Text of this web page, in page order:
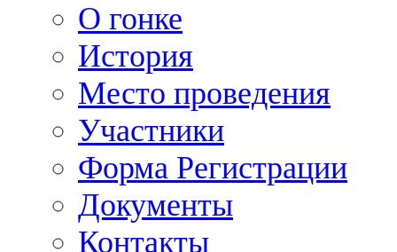
О гонке
История
Место проведения
Участники
Форма Регистрации
Документы
Контакты